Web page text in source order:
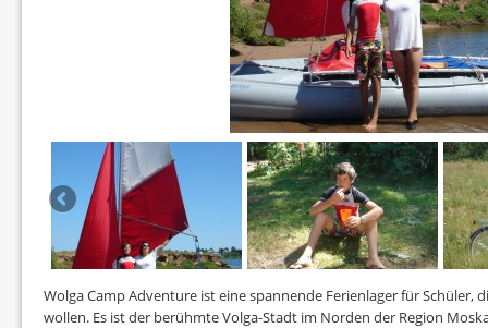
Wolga Camp Adventure ist eine spannende Ferienlager für Schüler,
wollen. Es ist der berühmte Volga-Stadt im Norden der Region